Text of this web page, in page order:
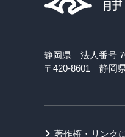
静岡県 法人番号
〒420-8601 静岡
著作権・リンク